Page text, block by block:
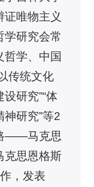
证唯物主义
学研究会常
哲学、中国
传统文化
研究”“体
研究”等2
——马克思
克思恩格斯
，发表